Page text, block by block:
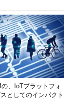
、IoTプラットフォ
としてのインパクト